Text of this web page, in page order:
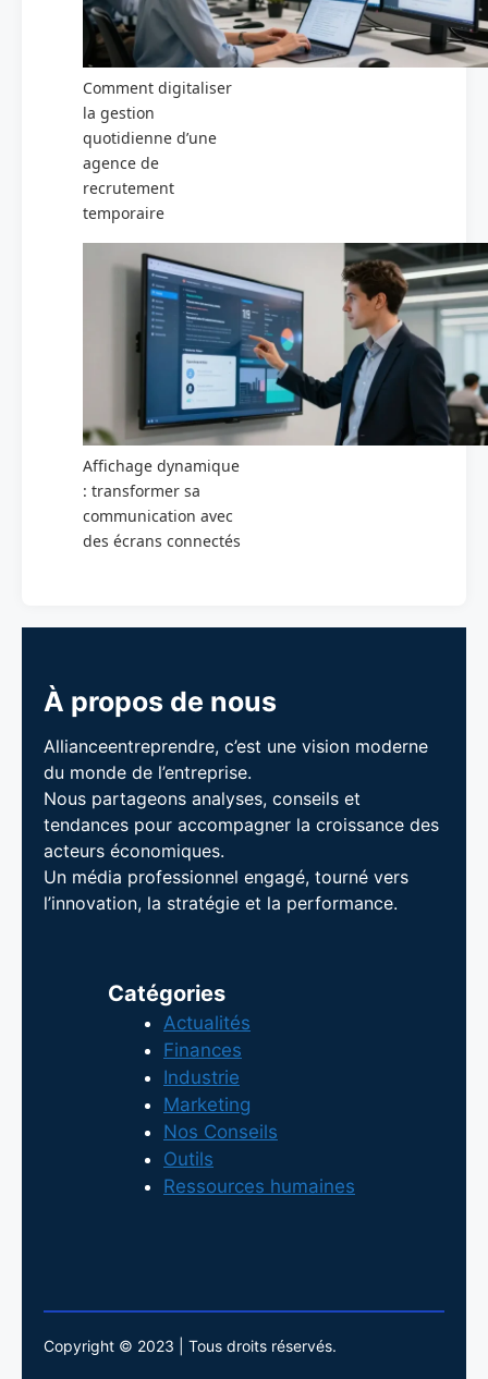
Comment digitaliser
la gestion
quotidienne d’une
agence de
recrutement
temporaire
Affichage dynamique
: transformer sa
communication avec
des écrans connectés
À propos de nous
Allianceentreprendre, c’est une vision moderne
du monde de l’entreprise.
Nous partageons analyses, conseils et
tendances pour accompagner la croissance des
acteurs économiques.
Un média professionnel engagé, tourné vers
l’innovation, la stratégie et la performance.
Catégories
Actualités
Finances
Industrie
Marketing
Nos Conseils
Outils
Ressources humaines
Copyright © 2023 | Tous droits réservés.